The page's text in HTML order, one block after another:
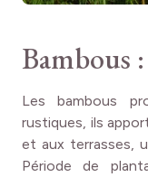
Bambous
Les bambous
rustiques, ils
et aux terrasses,
Période de